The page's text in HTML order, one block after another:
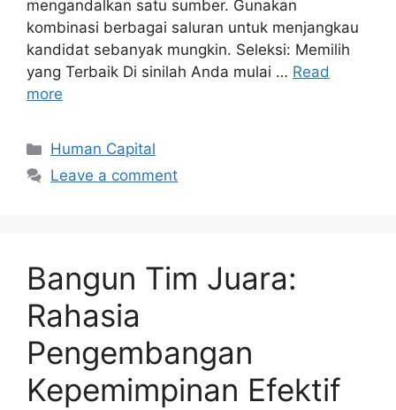
mengandalkan satu sumber. Gunakan
kombinasi berbagai saluran untuk menjangkau
kandidat sebanyak mungkin. Seleksi: Memilih
yang Terbaik Di sinilah Anda mulai … Read
more
Human Capital
Leave a comment
Bangun Tim Juara:
Rahasia
Pengembangan
Kepemimpinan Efektif